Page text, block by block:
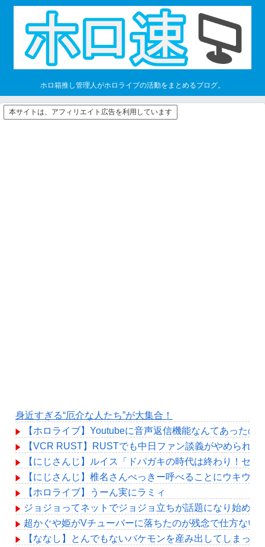
ホロ箱推し管理人がホロライブの活動をまとめるブログ。
本サイトは、アフィリエイト広告を利用しています
身近すぎる“厄介な人たち”が大集合！
【ホロライブ】Youtubeに音声返信機能なんてあったの
【VCR RUST】RUSTでも中日ファン談義がやめられな
【にじさんじ】ルイス「ドパガキの時代は終わり！セ
【にじさんじ】椎名さんべっきー呼べることにウキウキ
【ホロライブ】うーん実にラミィ
ジョジョってネットでジョジョ立ちが話題になり始め
超かぐや姫がVチューバーに落ちたのが残念で仕方ない
【ななし】とんでもないバケモンを産み出してしまっ